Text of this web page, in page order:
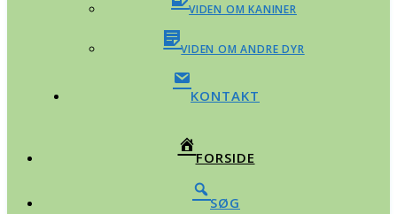
VIDEN OM KANINER
VIDEN OM ANDRE DYR
KONTAKT
FORSIDE
SØG